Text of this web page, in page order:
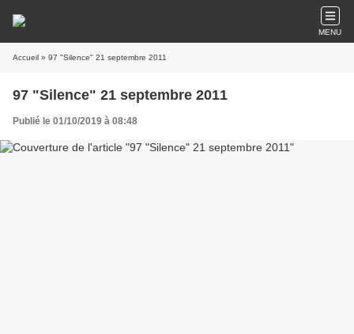
MENU
Accueil » 97 "Silence" 21 septembre 2011
97 "Silence" 21 septembre 2011
Publié le 01/10/2019 à 08:48